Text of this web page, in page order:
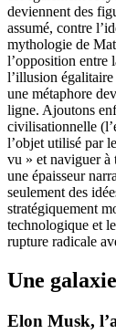
deviennent des
assumé, contre
mythologie de
l’opposition entre
l’illusion
une métaphore
ligne. Ajoutons
civilisationnelle
l’objet utilisé par
vu » et naviguer à
une épaisseur
seulement des
stratégiquement
technologique et
rupture radicale
Une
Elon Musk,